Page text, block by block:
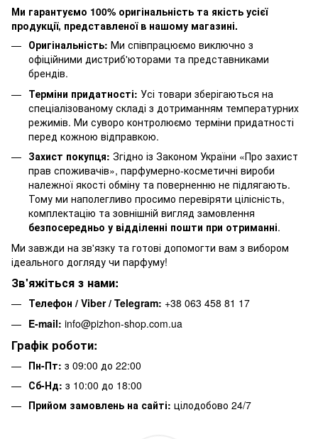
Ми гарантуємо 100% оригінальність та якість усієї
продукції, представленої в нашому магазині.
Оригінальність: Ми співпрацюємо виключно з
офіційними дистриб'юторами та представниками
брендів.
Терміни придатності: Усі товари зберігаються на
спеціалізованому складі з дотриманням температурних
режимів. Ми суворо контролюємо терміни придатності
перед кожною відправкою.
Захист покупця: Згідно із Законом України «Про захист
прав споживачів», парфумерно-косметичні вироби
належної якості обміну та поверненню не підлягають.
Тому ми наполегливо просимо перевіряти цілісність,
комплектацію та зовнішній вигляд замовлення
безпосередньо у відділенні пошти при отриманні.
Ми завжди на зв'язку та готові допомогти вам з вибором
ідеального догляду чи парфуму!
Зв'яжіться з нами:
Телефон / Viber / Telegram: +38 063 458 81 17
E-mail: info@pizhon-shop.com.ua
Графік роботи:
Пн-Пт: з 09:00 до 22:00
Сб-Нд: з 10:00 до 18:00
Прийом замовлень на сайті: цілодобово 24/7